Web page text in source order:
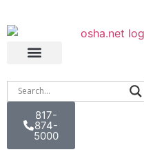
817-
874-
5000